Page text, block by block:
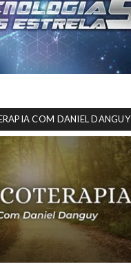
COM DANIEL DANGUY